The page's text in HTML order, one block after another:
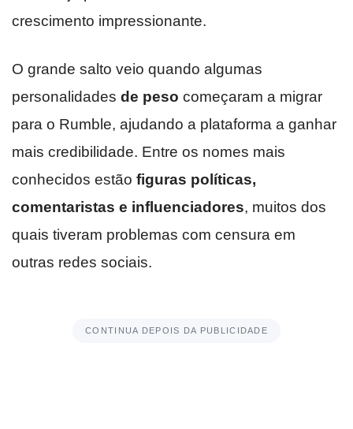
crescimento impressionante.
O grande salto veio quando algumas
personalidades de peso começaram a migrar
para o Rumble, ajudando a plataforma a ganhar
mais credibilidade. Entre os nomes mais
conhecidos estão figuras políticas,
comentaristas e influenciadores, muitos dos
quais tiveram problemas com censura em
outras redes sociais.
CONTINUA DEPOIS DA PUBLICIDADE